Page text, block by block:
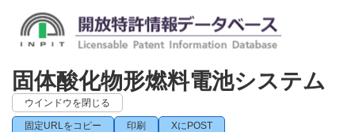
固体酸化物形燃料電池システム
ウインドウを閉じる
固定URLをコピー 印刷 XにPOST